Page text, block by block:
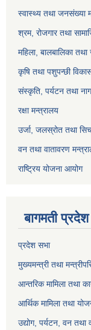
स्वास्थ्य तथा जनसंख्या
श्रम, रोजगार तथा
महिला, बालबालिका
कृषि तथा पशुपन्छी
संस्कृति, पर्यटन तथा
रक्षा मन्त्रालय
उर्जा, जलस्रोत तथा
वन तथा वातावरण
राष्ट्रिय योजना आयोग
बागमती
प्रदेश सभा
मुख्यमन्त्री तथा
आन्तरिक मामिला तथा
आर्थिक मामिला तथा
उद्योग, पर्यटन, वन तथा